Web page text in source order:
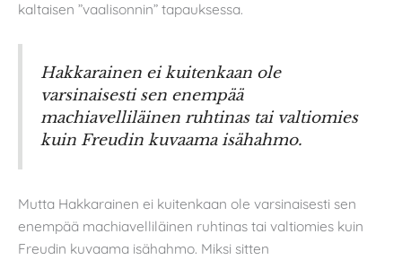
kaltaisen ”vaalisonnin” tapauksessa.
Hakkarainen ei kuitenkaan ole
varsinaisesti sen enempää
machiavelliläinen ruhtinas tai valtiomies
kuin Freudin kuvaama isähahmo.
Mutta Hakkarainen ei kuitenkaan ole varsinaisesti sen
enempää machiavelliläinen ruhtinas tai valtiomies kuin
Freudin kuvaama isähahmo. Miksi sitten